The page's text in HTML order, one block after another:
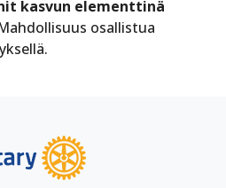
kasvun elementtinä
osallistua